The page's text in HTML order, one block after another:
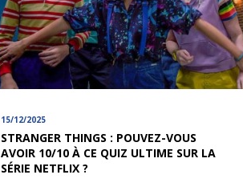
15/12/2025
STRANGER THINGS : POUVEZ-VOUS
AVOIR 10/10 À CE QUIZ ULTIME SUR LA
SÉRIE NETFLIX ?